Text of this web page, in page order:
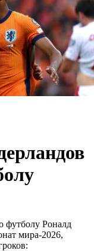
футболу Роналд
мира-2026,